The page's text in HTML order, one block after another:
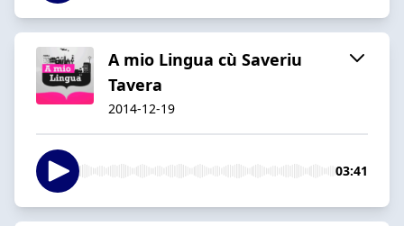
A mio Lingua cù Saveriu
Tavera
2014-12-19
03:41